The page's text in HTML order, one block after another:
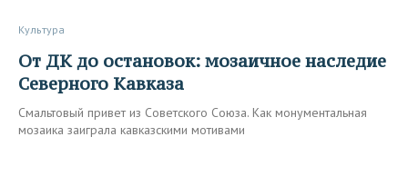
Культура
От ДК до остановок: мозаичное наследие
Северного Кавказа
Смальтовый привет из Советского Союза. Как монументальная
мозаика заиграла кавказскими мотивами